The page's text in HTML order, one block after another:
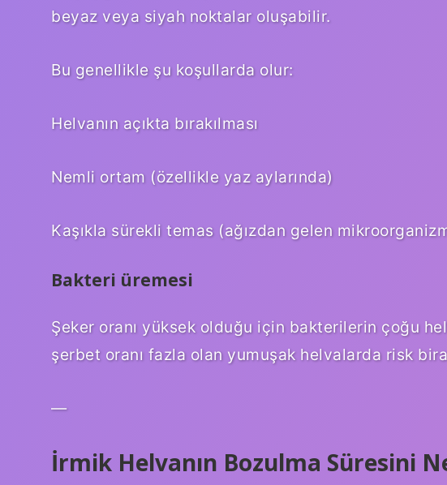
beyaz veya siyah noktalar oluşabilir.
Bu genellikle şu koşullarda olur:
Helvanın açıkta bırakılması
Nemli ortam (özellikle yaz aylarında)
Kaşıkla sürekli temas (ağızdan gelen
Bakteri üremesi
Şeker oranı yüksek olduğu için bakterilerin çoğu
şerbet oranı fazla olan yumuşak helvalarda risk
—
İrmik Helvanın Bozulma Süresini